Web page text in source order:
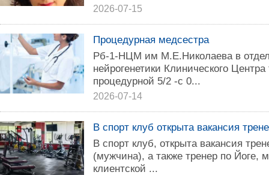
2026-07-15
Процедурная медсестра
Рб-1-НЦМ им М.Е.Николаева в
нейрогенетики Клинического
процедурной 5/2 -с 0...
2026-07-14
В спорт клуб открыта вакансия
В спорт клуб, открыта вакансия
(мужчина), а также тренер по Йоге,
клиентской ...